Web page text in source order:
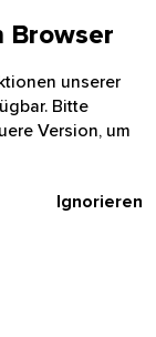
Browser
unserer
Bitte
Version, um
Ignorieren